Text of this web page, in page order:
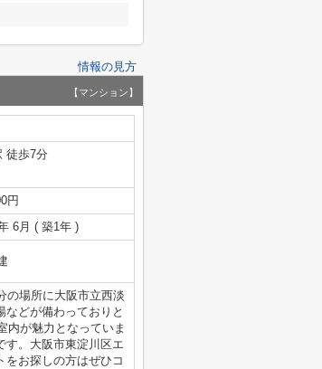
情報の見方
【マンション】
徒歩7分
円
6月 ( 築1年 )
の場所に大阪市立西淡
どが備わっておりと
内が魅力となっていま
す。大阪市東淀川区エ
をお探しの方はぜひコ